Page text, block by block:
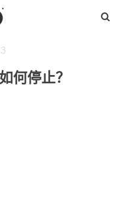
何停止？